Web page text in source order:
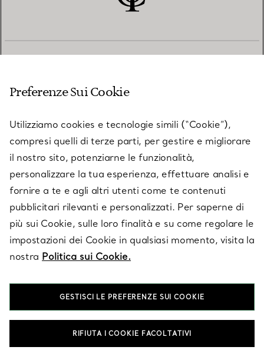
SU TIFFANY & CO.
LEGALE
SEGUICI
Preferenze Sui Cookie
Utilizziamo cookies e tecnologie simili (“Cookie”),
compresi quelli di terze parti, per gestire e migliorare
il nostro sito, potenziarne le funzionalità,
personalizzare la tua esperienza, effettuare analisi e
fornire a te e agli altri utenti come te contenuti
pubblicitari rilevanti e personalizzati. Per saperne di
più sui Cookie, sulle loro finalità e su come regolare le
impostazioni dei Cookie in qualsiasi momento, visita la
nostra Politica sui Cookie.
GESTISCI LE PREFERENZE SUI COOKIE
RIFIUTA I COOKIE FACOLTATIVI